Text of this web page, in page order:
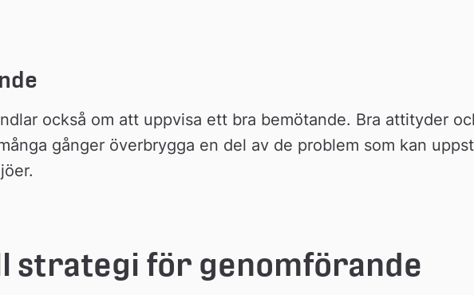
också om att uppvisa ett bra bemötande. Bra attityder
gånger överbrygga en del av de problem som kan
strategi för genomförande